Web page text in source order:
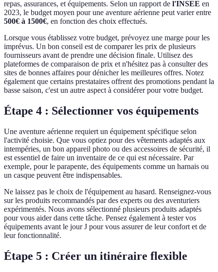
repas, assurances, et équipements. Selon un rapport de l'INSEE en
2023, le budget moyen pour une aventure aérienne peut varier entre
500€ à 1500€, en fonction des choix effectués.
Lorsque vous établissez votre budget, prévoyez une marge pour les
imprévus. Un bon conseil est de comparer les prix de plusieurs
fournisseurs avant de prendre une décision finale. Utilisez des
plateformes de comparaison de prix et n'hésitez pas à consulter des
sites de bonnes affaires pour dénicher les meilleures offres. Notez
également que certains prestataires offrent des promotions pendant la
basse saison, c'est un autre aspect à considérer pour votre budget.
Étape 4 : Sélectionner vos équipements
Une aventure aérienne requiert un équipement spécifique selon
l'activité choisie. Que vous optiez pour des vêtements adaptés aux
intempéries, un bon appareil photo ou des accessoires de sécurité, il
est essentiel de faire un inventaire de ce qui est nécessaire. Par
exemple, pour le parapente, des équipements comme un harnais ou
un casque peuvent être indispensables.
Ne laissez pas le choix de l'équipement au hasard. Renseignez-vous
sur les produits recommandés par des experts ou des aventuriers
expérimentés. Nous avons sélectionné plusieurs produits adaptés
pour vous aider dans cette tâche. Pensez également à tester vos
équipements avant le jour J pour vous assurer de leur confort et de
leur fonctionnalité.
Étape 5 : Créer un itinéraire flexible